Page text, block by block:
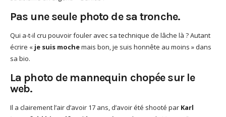
Pas une seule photo de sa tronche.
Qui a-t-il cru pouvoir fouler avec sa technique de lâche là ? Autant
écrire « je suis mochemais bon, je suis honnête au moins » dans
sa bio.
La photo de mannequin chopée sur le
web.
Il a clairement l’air d’avoir 17 ans, d’avoir été shooté par Karl